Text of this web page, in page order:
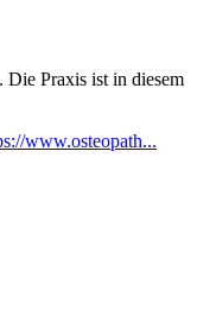
Praxis ist in diesem
www.osteopath...